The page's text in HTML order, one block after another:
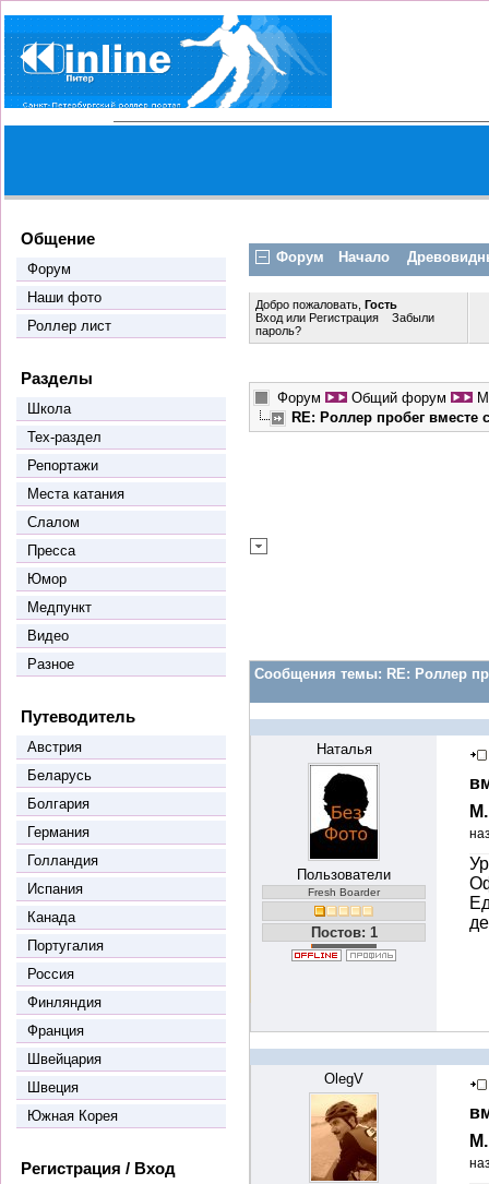
Общение
Форум
Наши фото
Роллер лист
Разделы
Школа
Тех-раздел
Репортажи
Места катания
Слалом
Пресса
Юмор
Медпункт
Видео
Разное
Путеводитель
Австрия
Беларусь
Болгария
Германия
Голландия
Испания
Канада
Португалия
Россия
Финляндия
Франция
Швейцария
Швеция
Южная Корея
Регистрация / Вход
Форум Начало
Добро пожаловать,Гость
Входили Регистрация
Забыли
пароль?
Форум Общий форум
RE: Роллер пробег
Сообщения темы: RE: Роллер
Наталья
Пользователи
Fresh Boarder
Постов: 1
OlegV